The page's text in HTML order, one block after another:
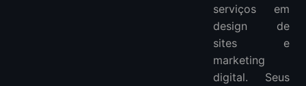
serviços em
design de
sites e
marketing
digital. Seus